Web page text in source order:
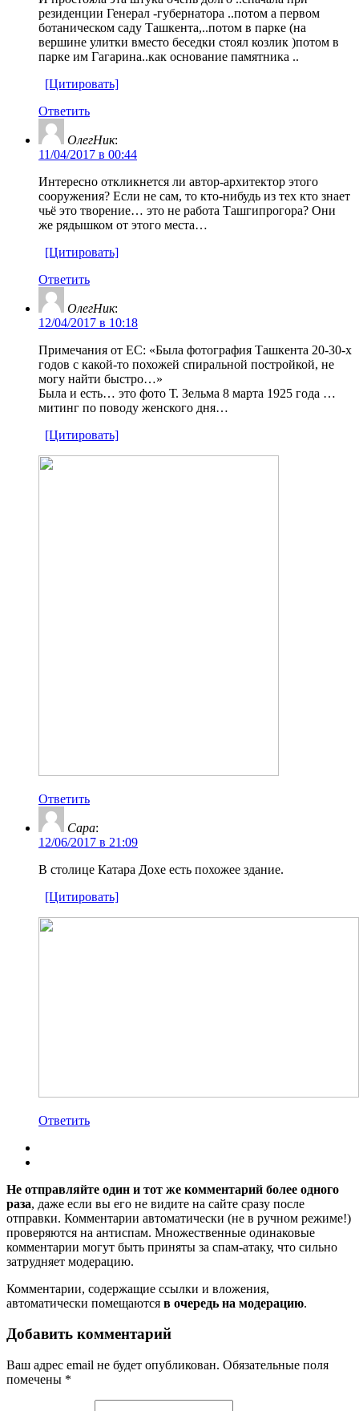
резиденции Генерал -губернатора ..потом а первом
ботаническом саду Ташкента,..потом в парке (на
вершине улитки вместо беседки стоял козлик )потом в
парке им Гагарина..как основание памятника ..
[Цитировать]
Ответить
ОлегНик:
11/04/2017 в 00:44
Интересно откликнется ли автор-архитектор этого
сооружения? Если не сам, то кто-нибудь из тех кто знает
чьё это творение… это не работа Ташгипрогора? Они
же рядышком от этого места…
[Цитировать]
Ответить
ОлегНик:
12/04/2017 в 10:18
Примечания от ЕС: «Была фотография Ташкента 20-30-х
годов с какой-то похожей спиральной постройкой, не
могу найти быстро…»
Была и есть… это фото Т. Зельма 8 марта 1925 года …
митинг по поводу женского дня…
[Цитировать]
Ответить
Сара:
12/06/2017 в 21:09
В столице Катара Дохе есть похожее здание.
[Цитировать]
Ответить
Не отправляйте один и тот же комментарий более одного
раза, даже если вы его не видите на сайте сразу после
отправки. Комментарии автоматически (не в ручном режиме!)
проверяются на антиспам. Множественные одинаковые
комментарии могут быть приняты за спам-атаку, что сильно
затрудняет модерацию.
Комментарии, содержащие ссылки и вложения,
автоматически помещаются в очередь на модерацию.
Добавить комментарий
Ваш адрес email не будет опубликован. Обязательные поля
помечены *